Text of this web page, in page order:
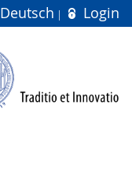
Deutsch Login